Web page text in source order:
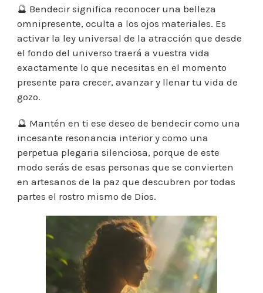
🔮 Bendecir significa reconocer una belleza
omnipresente, oculta a los ojos materiales. Es
activar la ley universal de la atracción que desde
el fondo del universo traerá a vuestra vida
exactamente lo que necesitas en el momento
presente para crecer, avanzar y llenar tu vida de
gozo.
🔮 Mantén en ti ese deseo de bendecir como una
incesante resonancia interior y como una
perpetua plegaria silenciosa, porque de este
modo serás de esas personas que se convierten
en artesanos de la paz que descubren por todas
partes el rostro mismo de Dios.